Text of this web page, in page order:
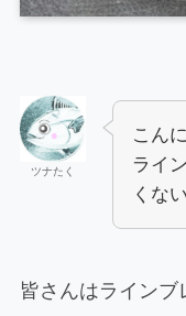
ツナたく
こん
ライ
くな
皆さんはラインブ